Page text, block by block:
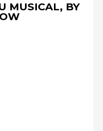
MUSICAL, BY